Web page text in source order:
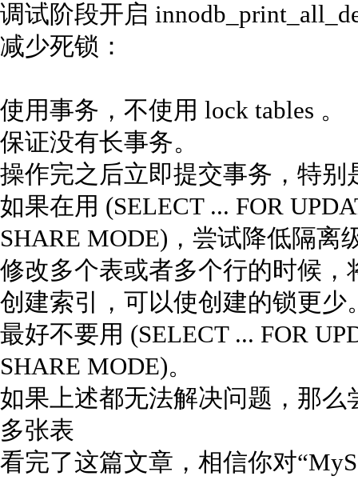
调试阶段开启
减少死锁：
使用事务，不使用 lock tables 。
保证没有长事务。
操作完之后立即提交事务，特别
如果在用 (SELECT ... FOR
SHARE MODE)，尝试降低隔离
修改多个表或者多个行的时候
创建索引，可以使创建的锁更少
最好不要用 (SELECT ... FOR
SHARE MODE)。
如果上述都无法解决问题，那么
多张表
看完了这篇文章，相信你对